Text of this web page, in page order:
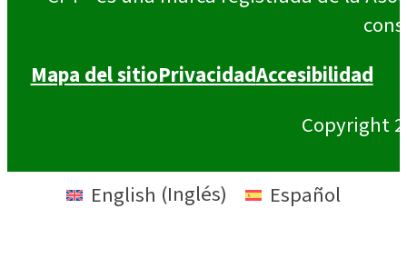
Mapa del sitioPrivacidadAccesibilidad
Copyright
English (Inglés) Español